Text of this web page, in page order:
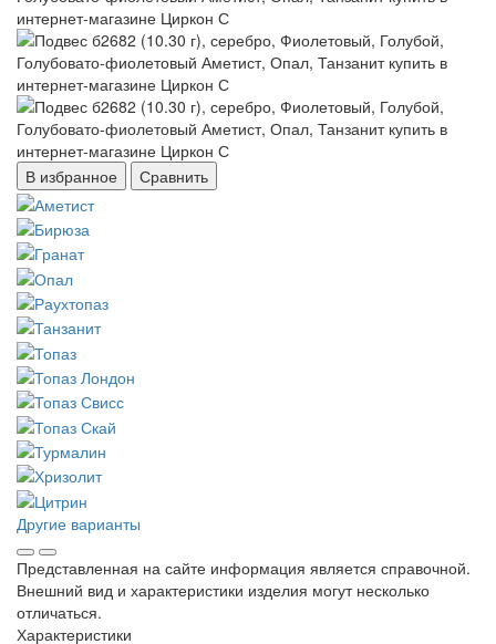
В избранное Сравнить
Другие варианты
Представленная на сайте информация является справочной.
Внешний вид и характеристики изделия могут несколько
отличаться.
Характеристики